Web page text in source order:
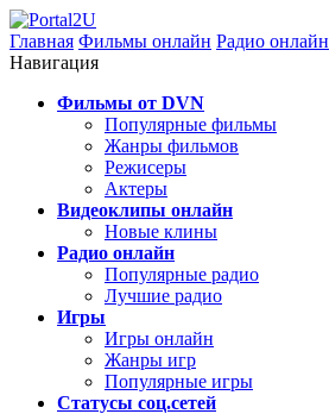
Главная Фильмы онлайн Радио онлайн
Навигация
Фильмы от DVN
Популярные фильмы
Жанры фильмов
Режисеры
Актеры
Видеоклипы онлайн
Новые клины
Радио онлайн
Популярные радио
Лучшие радио
Игры
Игры онлайн
Жанры игр
Популярные игры
Статусы соц.сетей